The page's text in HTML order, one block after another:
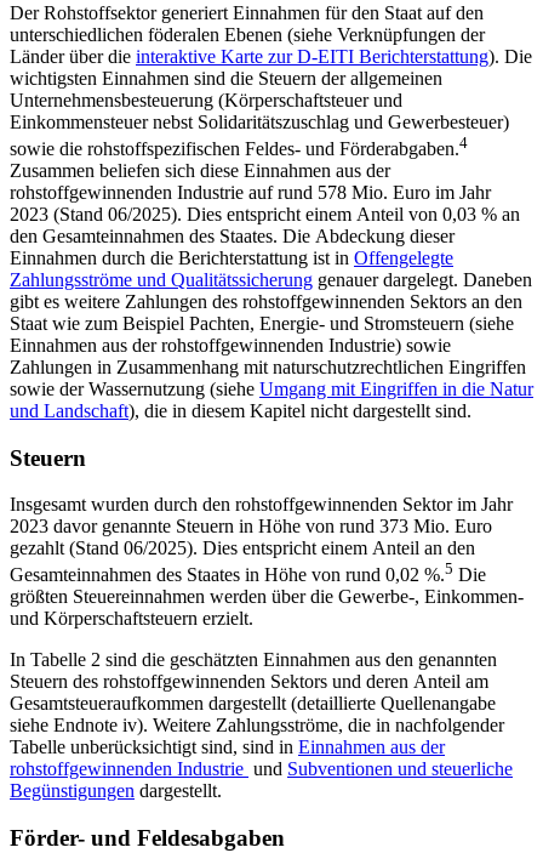
Der Rohstoffsektor generiert Einnahmen für den Staat auf den
unterschiedlichen föderalen Ebenen (siehe Verknüpfungen der
Länder über die interaktive Karte zur D-EITI Berichterstattung). Die
wichtigsten Einnahmen sind die Steuern der allgemeinen
Unternehmensbesteuerung (Körperschaftsteuer und
Einkommensteuer nebst Solidaritätszuschlag und Gewerbesteuer)
sowie die rohstoffspezifischen Feldes- und Förderabgaben.4
Zusammen beliefen sich diese Einnahmen aus der
rohstoffgewinnenden Industrie auf rund 578 Mio. Euro im Jahr
2023 (Stand 06/2025). Dies entspricht einem Anteil von 0,03 % an
den Gesamteinnahmen des Staates. Die Abdeckung dieser
Einnahmen durch die Berichterstattung ist in Offengelegte
Zahlungsströme und Qualitätssicherung genauer dargelegt. Daneben
gibt es weitere Zahlungen des rohstoffgewinnenden Sektors an den
Staat wie zum Beispiel Pachten, Energie- und Stromsteuern (siehe
Einnahmen aus der rohstoffgewinnenden Industrie) sowie
Zahlungen in Zusammenhang mit naturschutzrechtlichen Eingriffen
sowie der Wassernutzung (siehe Umgang mit Eingriffen in die Natur
und Landschaft), die in diesem Kapitel nicht dargestellt sind.
Steuern
Insgesamt wurden durch den rohstoffgewinnenden Sektor im Jahr
2023 davor genannte Steuern in Höhe von rund 373 Mio. Euro
gezahlt (Stand 06/2025). Dies entspricht einem Anteil an den
Gesamteinnahmen des Staates in Höhe von rund 0,02 %.5 Die
größten Steuereinnahmen werden über die Gewerbe-, Einkommen-
und Körperschaftsteuern erzielt.
In Tabelle 2 sind die geschätzten Einnahmen aus den genannten
Steuern des rohstoffgewinnenden Sektors und deren Anteil am
Gesamtsteueraufkommen dargestellt (detaillierte Quellenangabe
siehe Endnote iv). Weitere Zahlungsströme, die in nachfolgender
Tabelle unberücksichtigt sind, sind in Einnahmen aus der
rohstoffgewinnenden Industrie und Subventionen und steuerliche
Begünstigungen dargestellt.
Förder- und Feldesabgaben